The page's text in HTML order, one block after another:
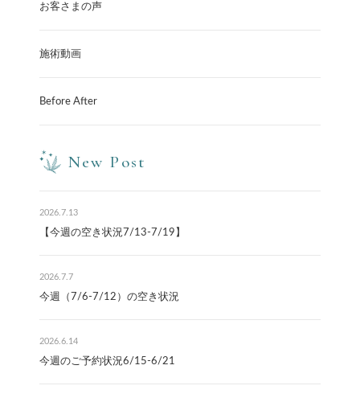
お客さまの声
施術動画
Before After
New Post
2026.7.13
【今週の空き状況7/13-7/19】
2026.7.7
今週（7/6-7/12）の空き状況
2026.6.14
今週のご予約状況6/15-6/21